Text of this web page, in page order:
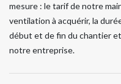
mesure : le tarif de notre
ventilation à acquérir, la
début et de fin du chantier
notre entreprise.